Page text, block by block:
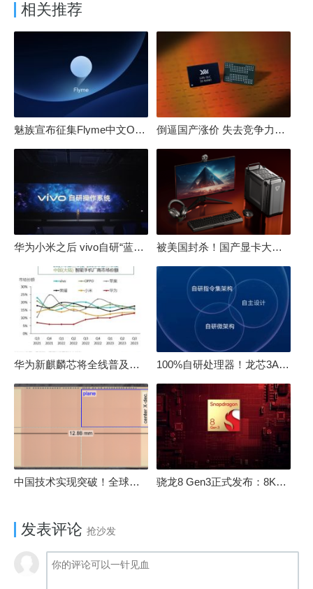
相关推荐
魅族宣布征集Flyme中文OS名：要像鸿蒙、澎湃一样响亮 倒逼国产涨价 失去竞争力！三星要减产50%：SSD必须涨价
华为小米之后 vivo自研“蓝河”操作系统重磅发布 被美国封杀！国产显卡大厂：中国GPU不存在至暗时刻
华为新麒麟芯将全线普及！高中低端全面采用 改写竞争格局 100%自研处理器！龙芯3A6000评测：与10代酷睿互有胜负
中国技术实现突破！全球最先进的3D NAND存储芯片被发现 骁龙8 Gen3正式发布：8K240手游成真！AI性能飙升98％
发表评论 抢沙发